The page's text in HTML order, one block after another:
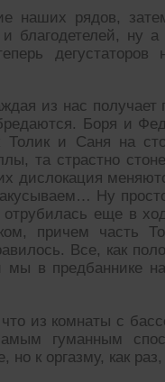
наших рядов,
благодетелей, ну
из нас
Боря и
Толик и Саня на
та страстно
дислокация
Ну
еще в
причем часть
Все, как
в предбаннике
из комнаты с
гуманным
но к оргазму, как